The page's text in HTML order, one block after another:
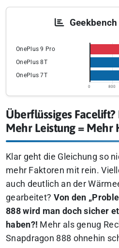
OnePlus 9 Pro
OnePlus 8T
OnePlus 7T
0 800
Überflüssiges
Mehr Leistung = Mehr
Klar geht die Gleichung so
mehr Faktoren mit rein.
auch deutlich an der
gearbeitet? Von den
888 wird man doch sicher
haben?! Mehr als genug
Snapdragon 888 ohnehin